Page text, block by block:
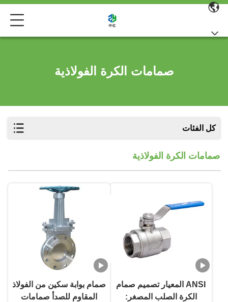
صمامات الكرة الفولاذية
كل الفئات
صمامات الكرة الفولاذية
ANSI المعيار تصميم صمام
الكرة الصلب المصغر:
صمام بوابة سكين من الفولاذ
المقاوم للصدأ صمامات